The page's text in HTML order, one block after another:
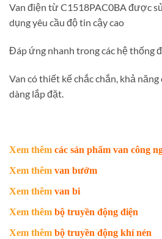
Van điện từ C1518PAC0BA được
dụng yêu cầu độ tin cậy cao
Đáp ứng nhanh trong các hệ thống
Van có thiết kế chắc chắn, khả
dàng lắp đặt.
Xem thêm các sản phẩm van công
Xem thêm van bướm
Xem thêm van bi
Xem thêm bộ truyền động điện
Xem thêm bộ truyền động khí nén